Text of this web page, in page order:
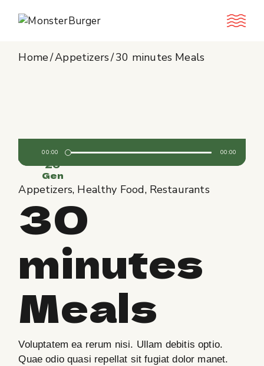
Home Appetizers 30 minutes Meals
26
Gen
Audio
Player
00:00 00:00
Appetizers Healthy Food Restaurants
30
minutes
Meals
Voluptatem ea rerum nisi. Ullam debitis optio.
Quae odio quasi repellat sit fugiat dolor manet.